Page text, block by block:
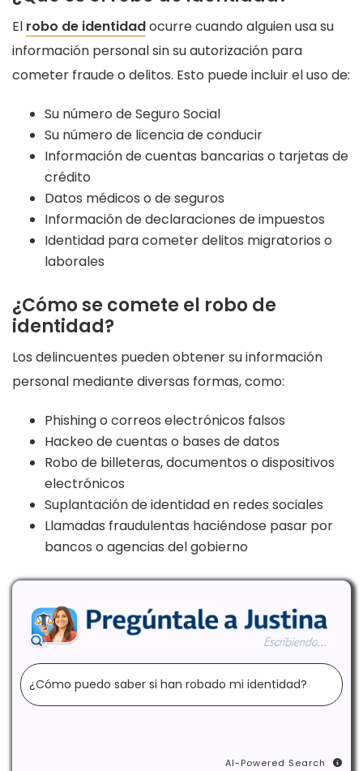
El robo de identidadocurre cuando alguien usa su
información personal sin su autorización para
cometer fraude o delitos. Esto puede incluir el uso de:
Su número de Seguro Social
Su número de licencia de conducir
Información de cuentas bancarias o tarjetas de
crédito
Datos médicos o de seguros
Información de declaraciones de impuestos
Identidad para cometer delitos migratorios o
laborales
¿Cómo se comete el robo de
identidad?
Los delincuentes pueden obtener su información
personal mediante diversas formas, como:
Phishing o correos electrónicos falsos
Hackeo de cuentas o bases de datos
Robo de billeteras, documentos o dispositivos
electrónicos
Suplantación de identidad en redes sociales
Llamadas fraudulentas haciéndose pasar por
bancos o agencias del gobierno
AI-Powered Search